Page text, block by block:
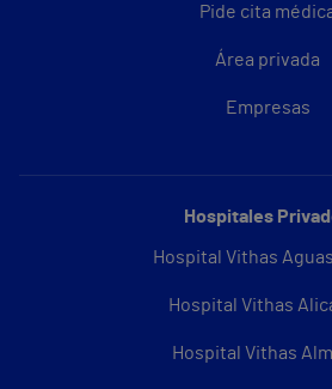
Pide cita
Área privada
Empresas
Hospitales
Hospital Vithas
Hospital Vithas
Hospital Vithas